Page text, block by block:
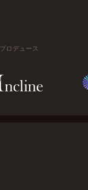
プロデュース